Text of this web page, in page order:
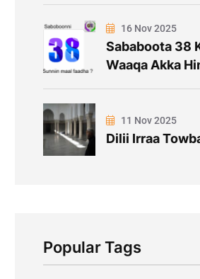
16 Nov 2025
Sababoota 38
Waaqa Akka
11 Nov 2025
Dilii Irraa
Popular Tags